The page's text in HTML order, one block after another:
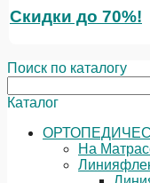
Скидки до 70%!
Поиск по каталогу
Каталог
На